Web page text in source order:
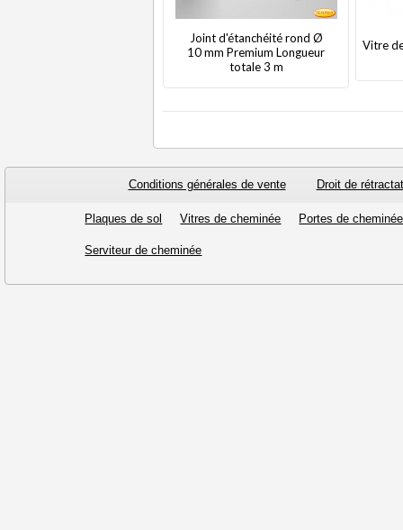
Joint d'étanchéité rond Ø
10 mm Premium Longueur
totale 3 m
Vitre
Conditions générales de vente Droit de
Plaques de sol Vitres de cheminée Portes de cheminée
Serviteur de cheminée